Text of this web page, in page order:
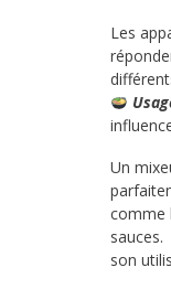
Les
Un
comme
sauces.
son